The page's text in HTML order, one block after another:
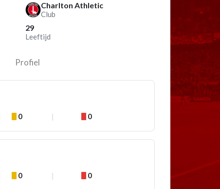
Charlton Athletic
Club
29
Leeftijd
Profiel
0 0
0 0